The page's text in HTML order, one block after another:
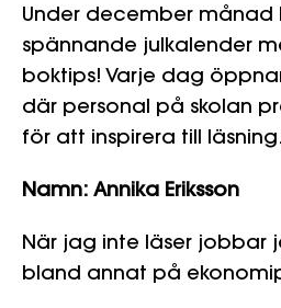
Under december månad
spännande julkalender
boktips! Varje dag
där personal på skolan
för att inspirera till läsning.
Namn: Annika Eriksson
När jag inte läser jobbar
bland annat på